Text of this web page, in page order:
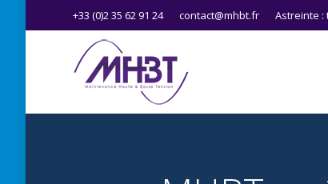
+33 (0)2 35 62 91 24 contact@mhbt.fr Astreinte :